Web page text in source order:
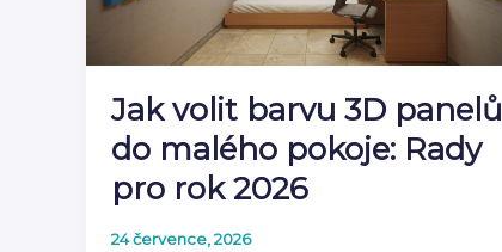
Jak volit barvu 3D panelů
do malého pokoje: Rady
pro rok 2026
24 července, 2026